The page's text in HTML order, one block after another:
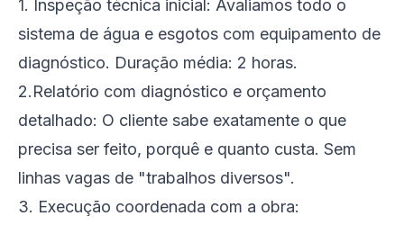
1. Inspeção técnica inicial: Avaliamos todo o
sistema de água e esgotos com equipamento de
diagnóstico. Duração média: 2 horas.
2.Relatório com diagnóstico e orçamento
detalhado: O cliente sabe exatamente o que
precisa ser feito, porquê e quanto custa. Sem
linhas vagas de "trabalhos diversos".
3. Execução coordenada com a obra: